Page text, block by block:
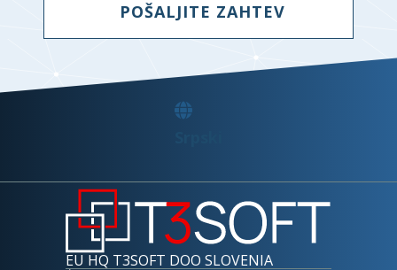
POŠALJITE ZAHTEV
EU HQ T3SOFT DOO SLOVENIA